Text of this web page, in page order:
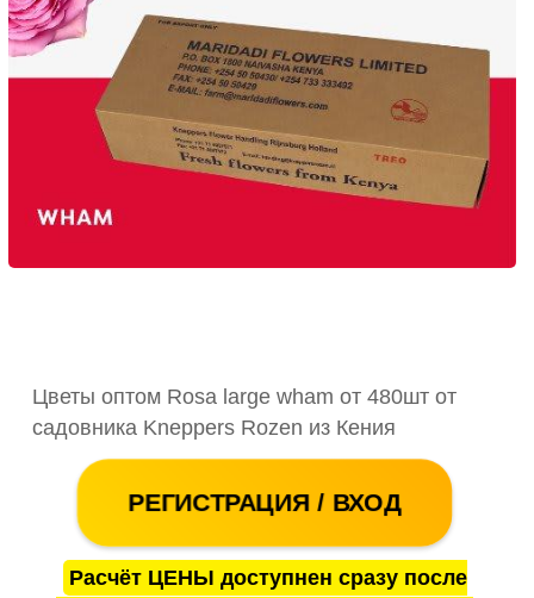
Цветы оптом Rosa large wham от 480шт от
садовника Kneppers Rozen из Кения
РЕГИСТРАЦИЯ / ВХОД
Расчёт ЦЕНЫ доступнен сразу после